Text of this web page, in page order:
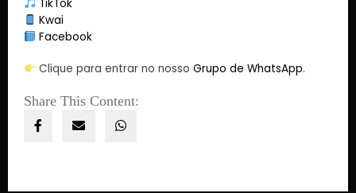
TikTok
Kwai
Facebook
Clique para entrar no nossoGrupo de WhatsApp.
Share This Content: